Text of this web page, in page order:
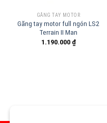
GĂNG TAY MOTOR
Găng tay motor full ngón LS2
Terrain II Man
1.190.000 ₫